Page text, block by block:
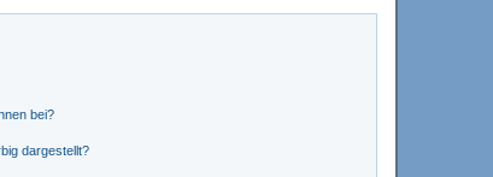
bei?
dargestellt?